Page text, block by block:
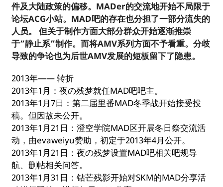
件及大陆政策的偏移。MADer的交流地开始不局限于
论坛ACG小站。MAD吧的存在也分担了一部分流失的
人员。 但关于制作方面大部分群众开始逐渐推崇
于”静止系”制作。而将AMV系列方面不予看重。分歧
导致的争论也为后世AMV发展的短板留下了隐患。
2013年—— 转折
2013年1月：夜の残梦就任MAD吧吧主。
2013年1月7日：第二届里番MAD冬季战开始接受投
稿。但因故未公开。
2013年1月21日：澄空学院MAD区开展冬日祭交流活
动，由evaweiyu赞助，初定于2013年4月公开。
2013年1月21日：夜の残梦设置MAD吧相关吧规导
航、删帖相关问答。
2013年1月31日：钻芒残影开始对SKM的MAD分享活